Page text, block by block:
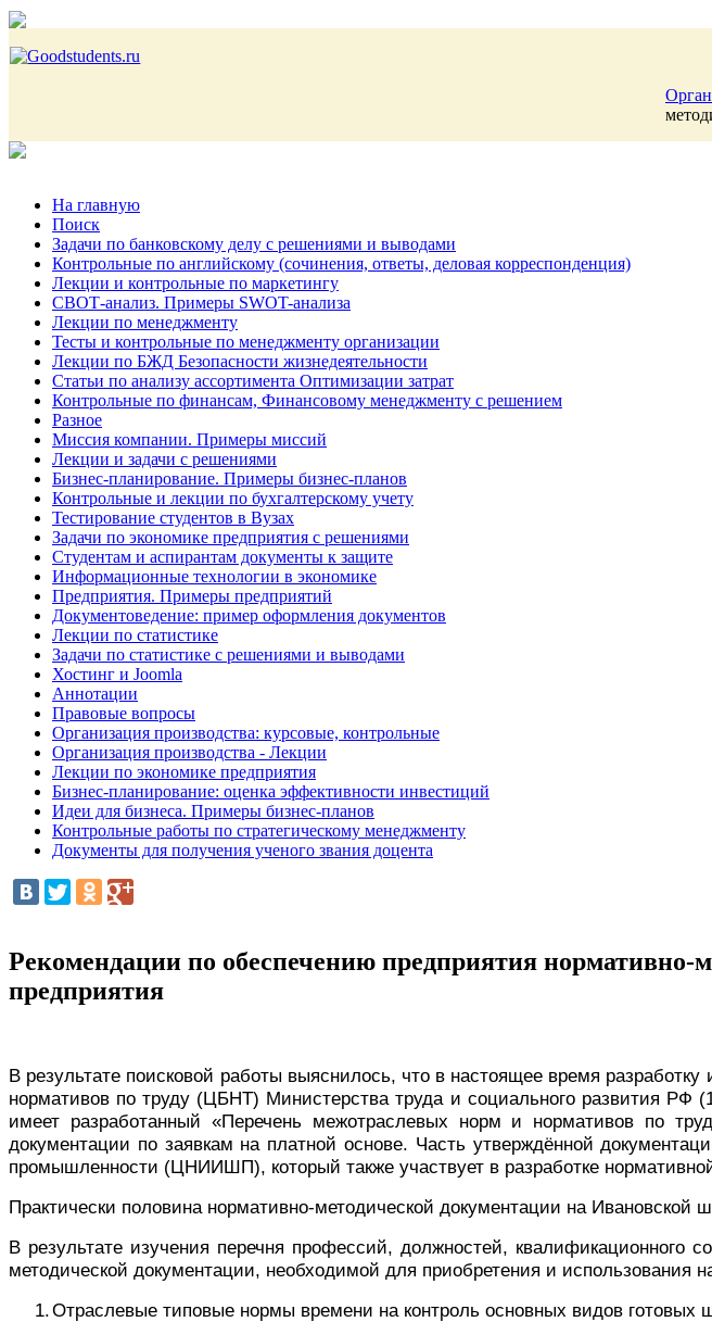
На главную
Поиск
Задачи по банковскому делу с решениями и выводами
Контрольные по английскому (сочинения, ответы, деловая корреспонденция)
Лекции и контрольные по маркетингу
СВОТ-анализ. Примеры SWOT-анализа
Лекции по менеджменту
Тесты и контрольные по менеджменту организации
Лекции по БЖД Безопасности жизнедеятельности
Статьи по анализу ассортимента Оптимизации затрат
Контрольные по финансам, Финансовому менеджменту с решением
Разное
Миссия компании. Примеры миссий
Лекции и задачи с решениями
Бизнес-планирование. Примеры бизнес-планов
Контрольные и лекции по бухгалтерскому учету
Тестирование студентов в Вузах
Задачи по экономике предприятия с решениями
Студентам и аспирантам документы к защите
Информационные технологии в экономике
Предприятия. Примеры предприятий
Документоведение: пример оформления документов
Лекции по статистике
Задачи по статистике с решениями и выводами
Хостинг и Joomla
Аннотации
Правовые вопросы
Организация производства: курсовые, контрольные
Организация производства - Лекции
Лекции по экономике предприятия
Бизнес-планирование: оценка эффективности инвестиций
Идеи для бизнеса. Примеры бизнес-планов
Контрольные работы по стратегическому менеджменту
Документы для получения ученого звания доцента
Рекомендации по обеспечению предприятия нормативно-
предприятия
В результате поисковой работы выяснилось, что в настоящее время
нормативов по труду (ЦБНТ) Министерства труда и социального развития РФ
имеет разработанный «Перечень межотраслевых норм и нормативов по
документации по заявкам на платной основе. Часть утверждённой
промышленности (ЦНИИШП), который также участвует в разработке
Практически половина нормативно-методической документации на Ивановской
В результате изучения перечня профессий, должностей, квалификационного
методической документации, необходимой для приобретения и использования
1.Отраслевые типовые нормы времени на контроль основных видов